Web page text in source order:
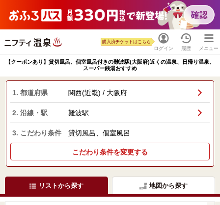
ログイン
購入済チケットはこちら
履歴 メニュー
【クーポンあり】貸切風呂、個室風呂付きの難波駅(大阪府)近くの温泉、日帰り温泉、
スーパー銭湯おすすめ
1. 都道府県 関西(近畿) / 大阪府
2. 沿線・駅 難波駅
3. こだわり条件 貸切風呂、個室風呂
こだわり条件を変更する
リストから探す 地図から探す